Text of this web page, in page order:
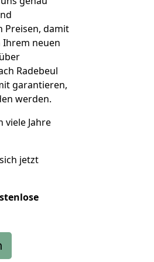
Preisen, damit
Ihrem neuen
Radebeul
garantieren,
werden.
Jahre
jetzt